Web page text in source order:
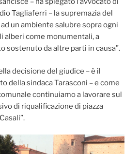
Tagliaferri – la supremazia del
un ambiente salubre sopra ogni
alberi come monumentali, a
sostenuto da altre parti in causa”.
decisione del giudice – è il
della sindaca Tarasconi – e come
continuiamo a lavorare sul
di riqualificazione di piazza